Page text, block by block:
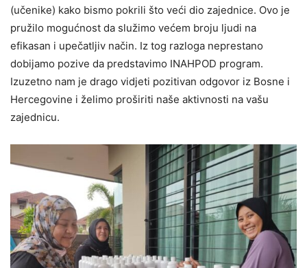
(učenike) kako bismo pokrili što veći dio zajednice. Ovo je
pružilo mogućnost da služimo većem broju ljudi na
efikasan i upečatljiv način. Iz tog razloga neprestano
dobijamo pozive da predstavimo INAHPOD program.
Izuzetno nam je drago vidjeti pozitivan odgovor iz Bosne i
Hercegovine i želimo proširiti naše aktivnosti na vašu
zajednicu.